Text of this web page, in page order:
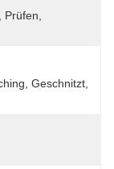
Geschnitzt,